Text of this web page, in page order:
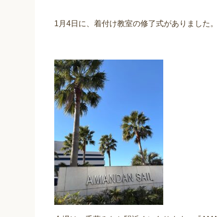
1月4日に、着付け教室の修了式がありました